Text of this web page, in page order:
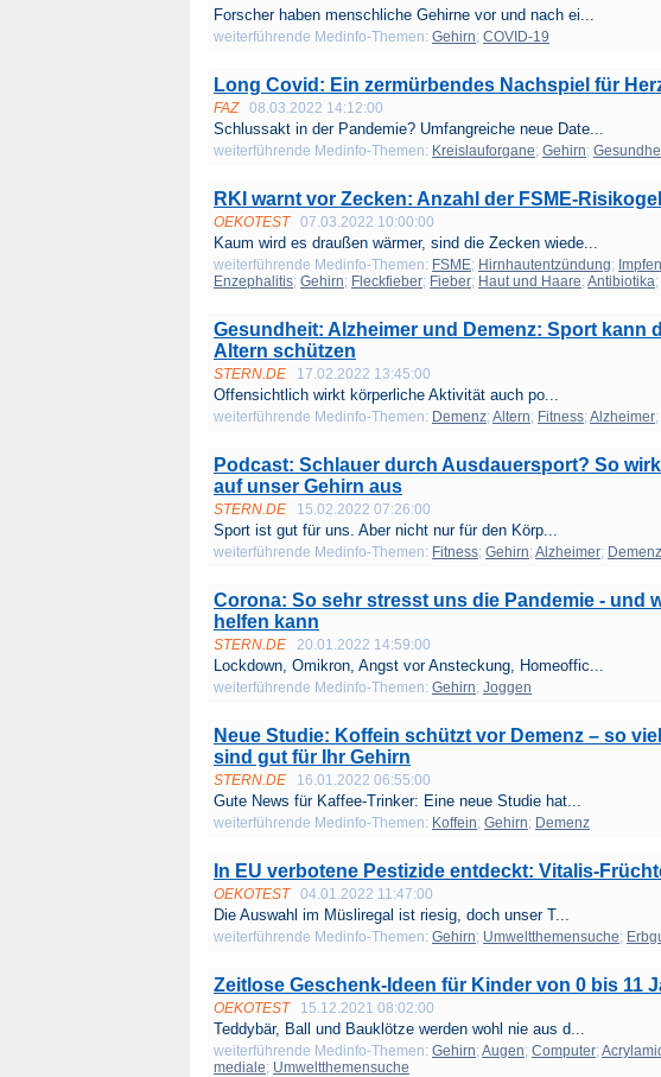
Forscher haben menschliche Gehirne vor und nach ei...
weiterführende Medinfo-Themen: Gehirn; COVID-19
Long Covid: Ein zermürbendes Nachspiel für
FAZ 08.03.2022 14:12:00
Schlussakt in der Pandemie? Umfangreiche neue Date...
weiterführende Medinfo-Themen: Kreislauforgane; Gehirn;
RKI warnt vor Zecken: Anzahl der FSME-
OEKOTEST 07.03.2022 10:00:00
Kaum wird es draußen wärmer, sind die Zecken wiede...
weiterführende Medinfo-Themen: FSME; Hirnhautentzündung; Impfen
Enzephalitis; Gehirn; Fleckfieber; Fieber; Haut und Haare; Antibiotika;
Gesundheit: Alzheimer und Demenz: Sport kann
Altern schützen
STERN.DE 17.02.2022 13:45:00
Offensichtlich wirkt körperliche Aktivität auch po...
weiterführende Medinfo-Themen: Demenz; Altern; Fitness; Alzheimer;
Podcast: Schlauer durch Ausdauersport? So
auf unser Gehirn aus
STERN.DE 15.02.2022 07:26:00
Sport ist gut für uns. Aber nicht nur für den Körp...
weiterführende Medinfo-Themen: Fitness; Gehirn; Alzheimer; Demenz
Corona: So sehr stresst uns die Pandemie - und
helfen kann
STERN.DE 20.01.2022 14:59:00
Lockdown, Omikron, Angst vor Ansteckung, Homeoffic...
weiterführende Medinfo-Themen: Gehirn; Joggen
Neue Studie: Koffein schützt vor Demenz – so
sind gut für Ihr Gehirn
STERN.DE 16.01.2022 06:55:00
Gute News für Kaffee-Trinker: Eine neue Studie hat...
weiterführende Medinfo-Themen: Koffein; Gehirn; Demenz
In EU verbotene Pestizide entdeckt: Vitalis-
OEKOTEST 04.01.2022 11:47:00
Die Auswahl im Müsliregal ist riesig, doch unser T...
weiterführende Medinfo-Themen: Gehirn; Umweltthemensuche;
Zeitlose Geschenk-Ideen für Kinder von 0 bis 11
OEKOTEST 15.12.2021 08:02:00
Teddybär, Ball und Bauklötze werden wohl nie aus d...
weiterführende Medinfo-Themen: Gehirn; Augen; Computer;
mediale; Umweltthemensuche